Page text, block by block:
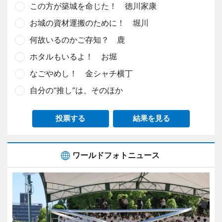
この方が築城を命じた！ 徳川家康
お城の資材運搬のために！ 堀川
何故いるのかご存知？ 鹿
ホタルもいるよ！ お堀
なごやめし！ 金シャチ横丁
自分の“推し”は、そのほか
投票する 結果を見る
ワールドフォトニュース